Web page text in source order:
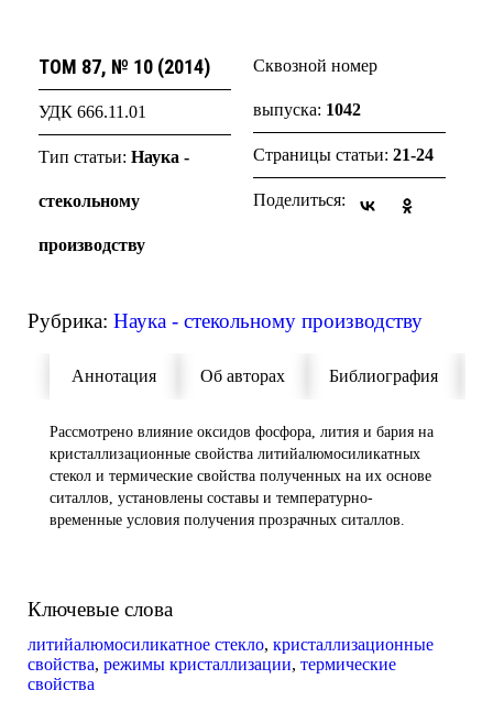
ТОМ 87, № 10 (2014)
УДК 666.11.01
Тип статьи: Наука -
стекольному
производству
Сквозной номер
выпуска: 1042
Страницы статьи: 21-24
Поделиться:
Рубрика: Наука - стекольному производству
Аннотация Об авторах Библиография
Рассмотрено влияние оксидов фосфора, лития и бария на
кристаллизационные свойства литийалюмосиликатных
стекол и термические свойства полученных на их основе
ситаллов, установлены составы и температурно-
временные условия получения прозрачных ситаллов.
Ключевые слова
литийалюмосиликатное стекло, кристаллизационные
свойства, режимы кристаллизации, термические
свойства